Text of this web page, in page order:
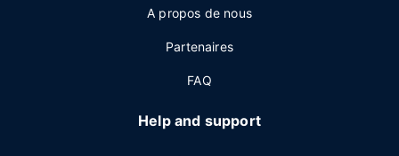
A propos de nous
Partenaires
FAQ
Help and support